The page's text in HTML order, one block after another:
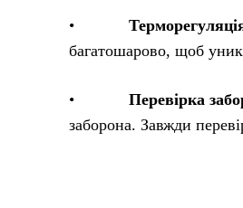
•
багатошарово, щоб
• Перевірка
заборона. Завжди